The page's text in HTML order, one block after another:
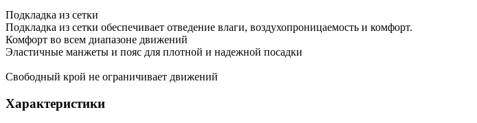
Подкладка из сетки
Подкладка из сетки обеспечивает отведение влаги, воздухопроницаемость и комфорт.
Комфорт во всем диапазоне движений
Эластичные манжеты и пояс для плотной и надежной посадки
Свободный крой не ограничивает движений
Характеристики